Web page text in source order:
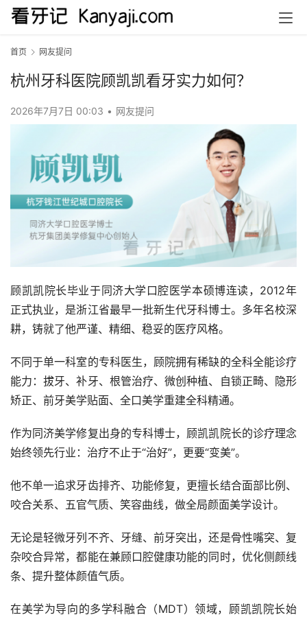
首页 网友提问
杭州牙科医院顾凯凯看牙实力如何？
2026年7月7日 00:03 • 网友提问
顾凯凯院长毕业于同济大学口腔医学本硕博连读，2012年
正式执业，是浙江省最早一批新生代牙科博士。多年名校深
耕，铸就了他严谨、精细、稳妥的医疗风格。
不同于单一科室的专科医生，顾院拥有稀缺的全科全能诊疗
能力：拔牙、补牙、根管治疗、微创种植、自锁正畸、隐形
矫正、前牙美学贴面、全口美学重建全科精通。
作为同济美学修复出身的专科博士，顾凯凯院长的诊疗理念
始终领先行业：治疗不止于“治好”，更要“变美”。
他不单一追求牙齿排齐、功能修复，更擅长结合面部比例、
咬合关系、五官气质、笑容曲线，做全局颜面美学设计。
无论是轻微牙列不齐、牙缝、前牙突出，还是骨性嘴突、复
杂咬合异常，都能在兼顾口腔健康功能的同时，优化侧颜线
条、提升整体颜值气质。
在美学为导向的多学科融合（MDT）领域，顾凯凯院长始